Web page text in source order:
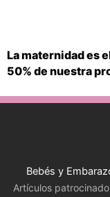
La maternidad es
50% de nuestra
Bebés y
Artículos